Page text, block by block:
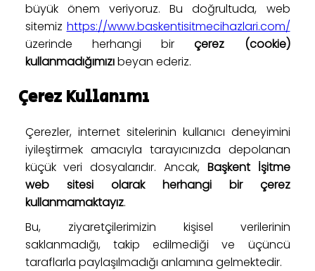
büyük önem veriyoruz. Bu doğrultuda, web
sitemiz https://www.baskentisitmecihazlari.com/
üzerinde herhangi birçerez (cookie)
kullanmadığımızıbeyan ederiz.
Çerez Kullanımı
Çerezler, internet sitelerinin kullanıcı deneyimini
iyileştirmek amacıyla tarayıcınızda depolanan
küçük veri dosyalarıdır. Ancak, Başkent İşitme
web sitesi olarak herhangi bir çerez
kullanmamaktayız.
Bu, ziyaretçilerimizin kişisel verilerinin
saklanmadığı, takip edilmediği ve üçüncü
taraflarla paylaşılmadığı anlamına gelmektedir.